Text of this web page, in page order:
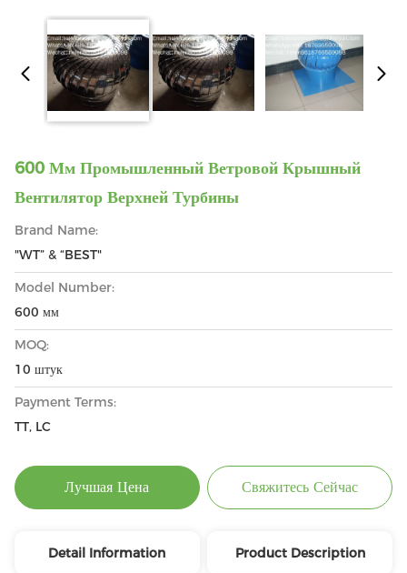
600 Мм Промышленный Ветровой Крышный
Вентилятор Верхней Турбины
Brand Name:
"WT” & “BEST"
Model Number:
600 мм
MOQ:
10 штук
Payment Terms:
TT, LC
Лучшая Цена Свяжитесь Сейчас
Detail Information Product Description